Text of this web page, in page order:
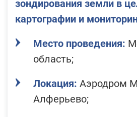
зондирования земли в
картографии и
Место проведения:
область;
Локация: Аэродром
Алферьево;